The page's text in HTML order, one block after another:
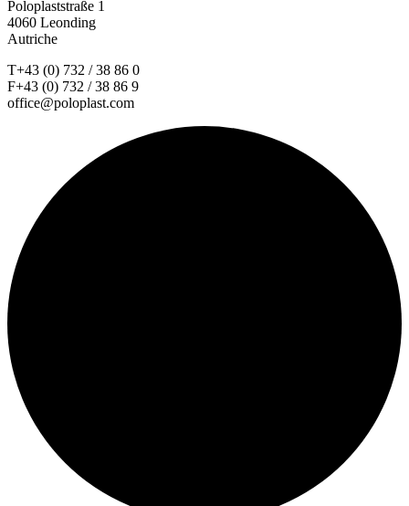
Poloplaststraße 1
4060 Leonding
Autriche
T+43 (0) 732 / 38 86 0
F+43 (0) 732 / 38 86 9
office@poloplast.com